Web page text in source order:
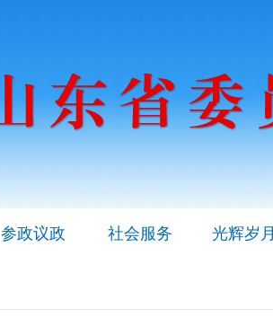
参政议政 社会服务 光辉岁月